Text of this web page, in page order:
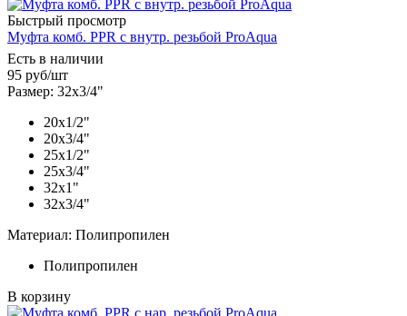
Быстрый просмотр
Муфта комб. PPR с внутр. резьбой ProAqua
Есть в наличии
95 руб/шт
Размер: 32х3/4"
20х1/2"
20х3/4"
25х1/2"
25х3/4"
32х1"
32х3/4"
Материал: Полипропилен
Полипропилен
В корзину